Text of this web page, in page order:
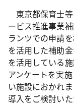
東京都保育士
ービス推進事業
ランツでの申請
を活用した補助
を活用している
アンケートを実
い施設におかれ
導入をご検討いた